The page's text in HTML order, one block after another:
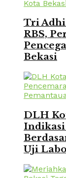
Tri
RBS,
Bekasi
DLH
Uji